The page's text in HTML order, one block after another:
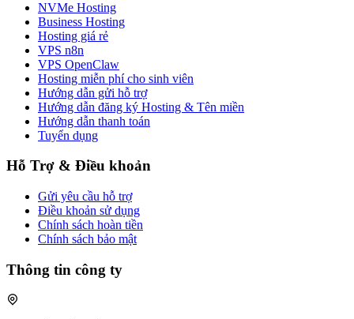
NVMe Hosting
Business Hosting
Hosting giá rẻ
VPS n8n
VPS OpenClaw
Hosting miễn phí cho sinh viên
Hướng dẫn gửi hỗ trợ
Hướng dẫn đăng ký Hosting & Tên miền
Hướng dẫn thanh toán
Tuyển dụng
Hỗ Trợ & Điều khoản
Gửi yêu cầu hỗ trợ
Điều khoản sử dụng
Chính sách hoàn tiền
Chính sách bảo mật
Thông tin công ty